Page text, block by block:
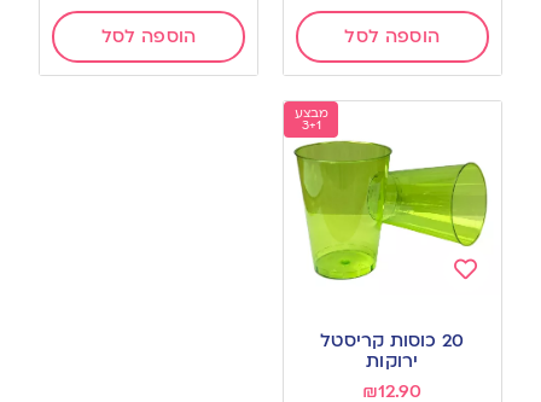
הוספה לסל הוספה לסל
מבצע
3+1
to
20 כוסות קריסטל
ירוקות
₪12.90